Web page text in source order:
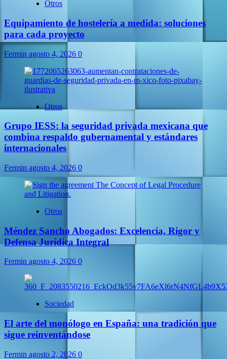
Otros
Equipamiento de hostelería a medida: soluciones
para cada proyecto
Fermin agosto 4, 2026 0
Otros
Grupo IESS: la seguridad privada mexicana que
combina respaldo gubernamental y estándares
internacionales
Fermin agosto 4, 2026 0
Otros
Méndez Sancho Abogados: Excelencia, Rigor y
Defensa Jurídica Integral
Fermin agosto 4, 2026 0
Sociedad
El arte del monólogo en España: una tradición que
sigue reinventándose
Fermin agosto 2, 2026 0